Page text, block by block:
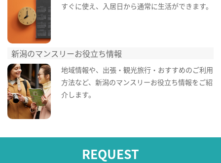
すぐに使え、入居日から通常に生活ができます。
新潟のマンスリーお役立ち情報
地域情報や、出張・観光旅行・おすすめのご利用
方法など、新潟のマンスリーお役立ち情報をご紹
介します。
REQUEST